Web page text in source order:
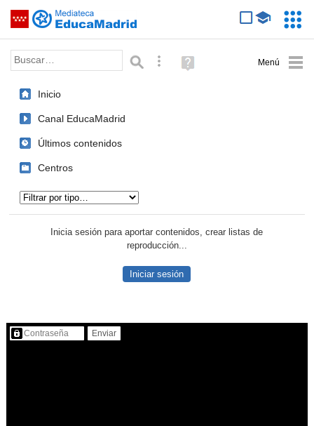
Saltar navegación
Palabra o frase: Búsqueda avanzada
Ayuda
(en
Inicio
Canal EducaMadrid
Últimos contenidos
Centros
Inicia sesión para aportar contenidos, crear listas de
reproducción...
Iniciar sesión
Contenido protegido…